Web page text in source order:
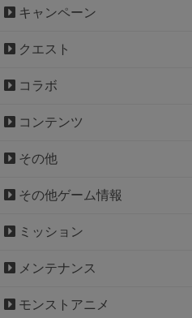
キャンペーン
クエスト
コラボ
コンテンツ
その他
その他ゲーム情報
ミッション
メンテナンス
モンストアニメ